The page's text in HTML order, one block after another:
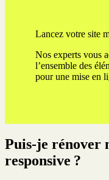
Lancez votre site
Nos experts vous
l’ensemble des
pour une mise en
Puis-je rénover
responsive ?